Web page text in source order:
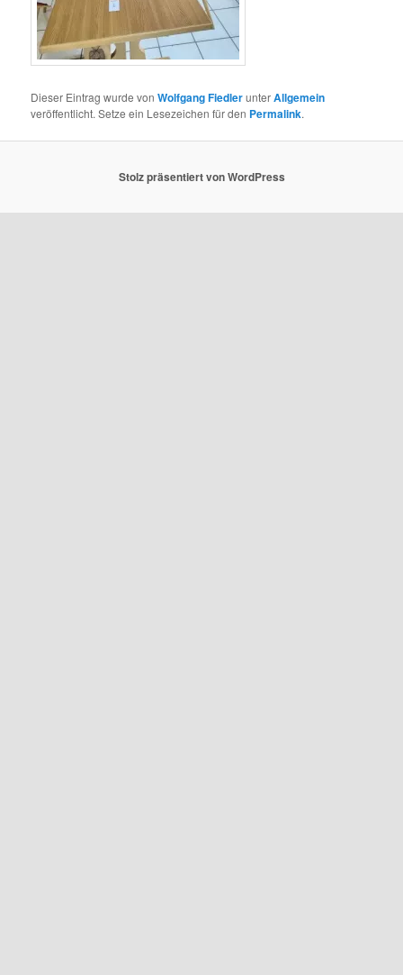
Dieser Eintrag wurde vonWolfgang FiedlerunterAllgemein
veröffentlicht. Setze ein Lesezeichen für den Permalink.
Stolz präsentiert von WordPress